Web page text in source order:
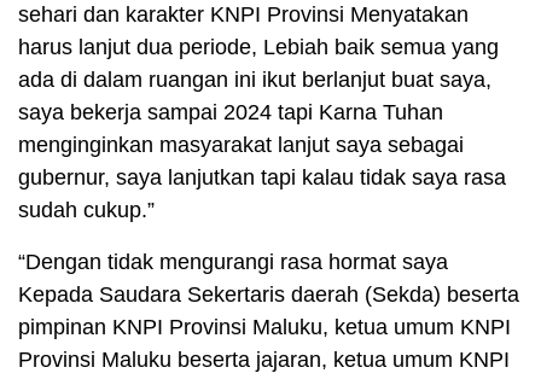
sehari dan karakter KNPI Provinsi Menyatakan
harus lanjut dua periode, Lebiah baik semua yang
ada di dalam ruangan ini ikut berlanjut buat saya,
saya bekerja sampai 2024 tapi Karna Tuhan
menginginkan masyarakat lanjut saya sebagai
gubernur, saya lanjutkan tapi kalau tidak saya rasa
sudah cukup.”
“Dengan tidak mengurangi rasa hormat saya
Kepada Saudara Sekertaris daerah (Sekda) beserta
pimpinan KNPI Provinsi Maluku, ketua umum KNPI
Provinsi Maluku beserta jajaran, ketua umum KNPI